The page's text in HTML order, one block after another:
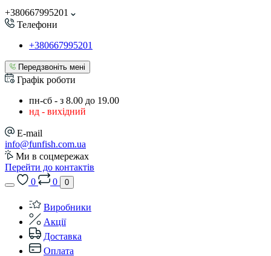
+380667995201
Телефони
+380667995201
Передзвоніть мені
Графік роботи
пн-сб - з 8.00 до 19.00
нд - вихідний
E-mail
info@funfish.com.ua
Ми в соцмережах
Перейти до контактів
0
0 0
Виробники
Акції
Доставка
Оплата